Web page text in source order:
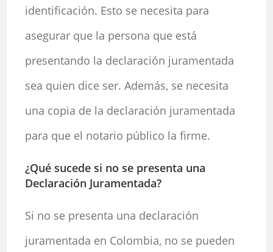
identificación. Esto se necesita para
asegurar que la persona que está
presentando la declaración juramentada
sea quien dice ser. Además, se necesita
una copia de la declaración juramentada
para que el notario público la firme.
¿Qué sucede si no se presenta una
Declaración Juramentada?
Si no se presenta una declaración
juramentada en Colombia, no se pueden